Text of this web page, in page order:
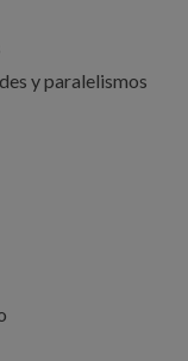
y paralelismos